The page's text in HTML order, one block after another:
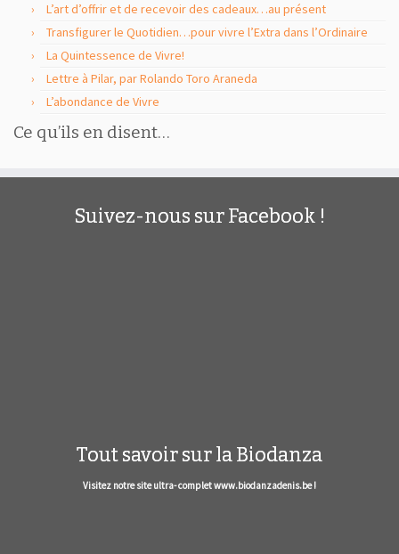
L’art d’offrir et de recevoir des cadeaux…au présent
Transfigurer le Quotidien…pour vivre l’Extra dans l’Ordinaire
La Quintessence de Vivre!
Lettre à Pilar, par Rolando Toro Araneda
L’abondance de Vivre
Ce qu’ils en disent…
Suivez-nous sur Facebook !
Tout savoir sur la Biodanza
Visitez notre site ultra- complet www.biodanzadenis.be !